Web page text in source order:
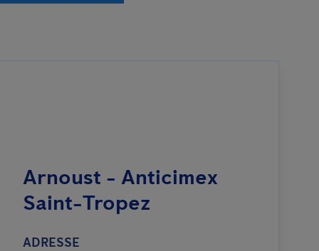
Arnoust - Anticimex
Saint-Tropez
ADRESSE